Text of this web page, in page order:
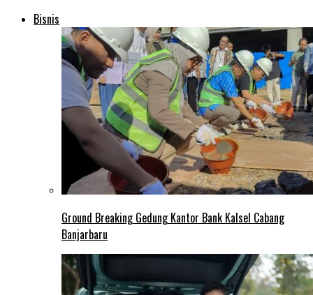
Bisnis
Ground Breaking Gedung Kantor Bank Kalsel Cabang
Banjarbaru